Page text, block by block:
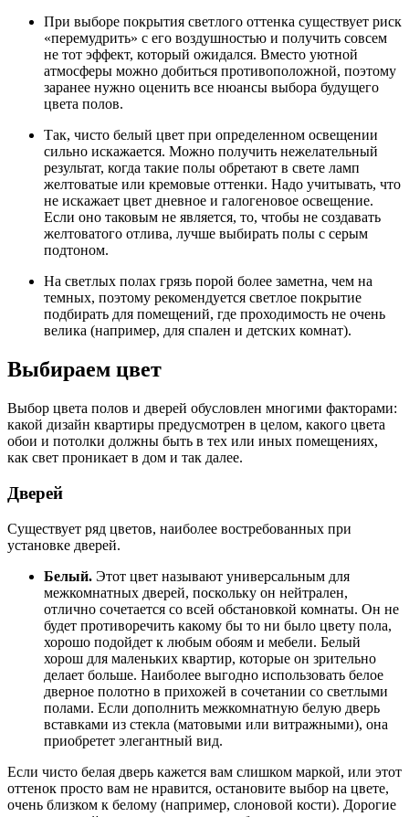
При выборе покрытия светлого оттенка существует риск
«перемудрить» с его воздушностью и получить совсем
не тот эффект, который ожидался. Вместо уютной
атмосферы можно добиться противоположной, поэтому
заранее нужно оценить все нюансы выбора будущего
цвета полов.
Так, чисто белый цвет при определенном освещении
сильно искажается. Можно получить нежелательный
результат, когда такие полы обретают в свете ламп
желтоватые или кремовые оттенки. Надо учитывать, что
не искажает цвет дневное и галогеновое освещение.
Если оно таковым не является, то, чтобы не создавать
желтоватого отлива, лучше выбирать полы с серым
подтоном.
На светлых полах грязь порой более заметна, чем на
темных, поэтому рекомендуется светлое покрытие
подбирать для помещений, где проходимость не очень
велика (например, для спален и детских комнат).
Выбираем цвет
Выбор цвета полов и дверей обусловлен многими факторами:
какой дизайн квартиры предусмотрен в целом, какого цвета
обои и потолки должны быть в тех или иных помещениях,
как свет проникает в дом и так далее.
Дверей
Существует ряд цветов, наиболее востребованных при
установке дверей.
Белый. Этот цвет называют универсальным для
межкомнатных дверей, поскольку он нейтрален,
отлично сочетается со всей обстановкой комнаты. Он не
будет противоречить какому бы то ни было цвету пола,
хорошо подойдет к любым обоям и мебели. Белый
хорош для маленьких квартир, которые он зрительно
делает больше. Наиболее выгодно использовать белое
дверное полотно в прихожей в сочетании со светлыми
полами. Если дополнить межкомнатную белую дверь
вставками из стекла (матовыми или витражными), она
приобретет элегантный вид.
Если чисто белая дверь кажется вам слишком маркой, или этот
оттенок просто вам не нравится, остановите выбор на цвете,
очень близком к белому (например, слоновой кости). Дорогие